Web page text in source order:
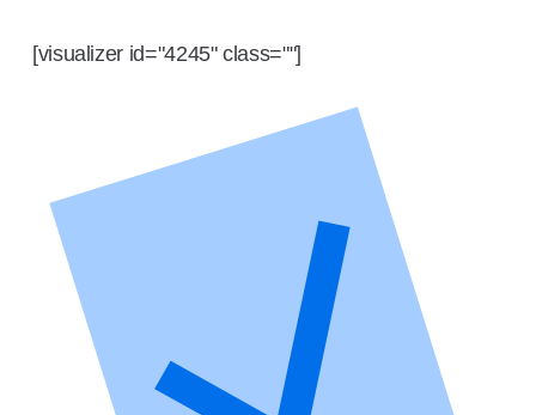
[visualizer id="4245" class=""]